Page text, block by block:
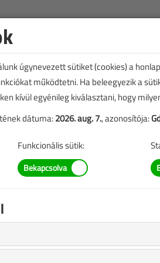
úgynevezett sütiket (cookies) a
működtetni. Ha beleegyezik a
kívül egyénileg kiválasztani, hogy
dátuma:2026. aug. 7., azonosítója:
Funkcionális sütik: